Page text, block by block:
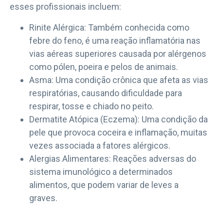
esses profissionais incluem:
Rinite Alérgica: Também conhecida como
febre do feno, é uma reação inflamatória nas
vias aéreas superiores causada por alérgenos
como pólen, poeira e pelos de animais.
Asma: Uma condição crônica que afeta as vias
respiratórias, causando dificuldade para
respirar, tosse e chiado no peito.
Dermatite Atópica (Eczema): Uma condição da
pele que provoca coceira e inflamação, muitas
vezes associada a fatores alérgicos.
Alergias Alimentares: Reações adversas do
sistema imunológico a determinados
alimentos, que podem variar de leves a
graves.